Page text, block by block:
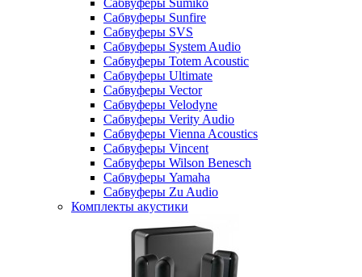
Сабвуферы Sumiko
Сабвуферы Sunfire
Сабвуферы SVS
Сабвуферы System Audio
Сабвуферы Totem Acoustic
Сабвуферы Ultimate
Сабвуферы Vector
Сабвуферы Velodyne
Сабвуферы Verity Audio
Сабвуферы Vienna Acoustics
Сабвуферы Vincent
Сабвуферы Wilson Benesch
Сабвуферы Yamaha
Сабвуферы Zu Audio
Комплекты акустики